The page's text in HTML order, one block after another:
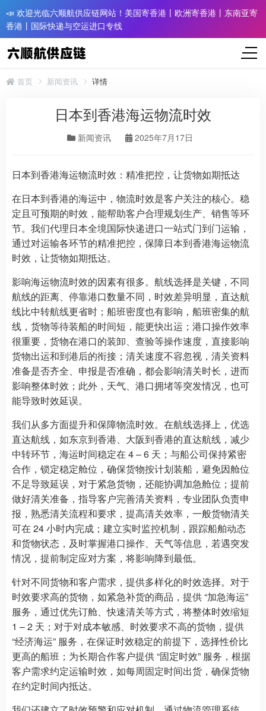
📣 欢迎光临六顺航供应链网站！美国寄香港丨欧洲寄香港丨东南亚寄
香港丨国际快递与空运进口专线
首页 新闻资讯 详情
日本到香港海运物流时效
新闻资讯 2025年7月17日
日本到香港海运物流时效：精准把控，让货物如期抵达
在日本到香港的海运中，物流时效是客户关注的核心。稳
定且可预期的时效，能帮助客户合理规划生产、销售等环
节。我们代理日本全境国际快递进口一站式门到门运输，
通过对运输各环节的精准把控，保障日本到香港海运物流
时效，让货物如期抵达。
影响海运物流时效的因素有很多。航线选择是关键，不同
航线的距离、停靠港口数量不同，时效差异明显，直达航
线比中转航线更省时；船班密度也有影响，船班密集的航
线，货物等待装船的时间短，能更快出运；港口操作效率
很重要，货物在港口的装卸、查验等操作速度，直接影响
货物出运和到港后的衔接；清关速度不容忽视，清关资料
准备是否齐全、申报是否准确，都会影响清关时长，进而
影响整体时效；此外，天气、港口拥堵等突发情况，也可
能导致时效延误。
我们从多方面提升和保障物流时效。在航线选择上，优选
直达航线，如东京到香港、大阪到香港的直达航线，减少
中转环节，海运时间稳定在 4 – 6 天；与船公司保持紧密
合作，锁定稳定舱位，确保货物按计划装船，避免因舱位
不足导致延误，对于紧急货物，还能协调加急舱位；提前
做好清关准备，指导客户完善清关资料，专业团队负责申
报，熟悉清关流程和要求，提高清关效率，一般货物清关
可在 24 小时内完成；建立实时监控机制，跟踪船舶动态
和货物状态，及时掌握港口操作、天气等信息，若遇突发
情况，提前制定应对方案，将影响降到最低。
针对不同货物和客户需求，提供多样化的时效选择。对于
时效要求高的货物，如紧急补货的商品，提供 “加急海运”
服务，通过优先订舱、快速清关等方式，将整体时效缩短
1 – 2 天；对于对成本敏感、时效要求不高的货物，提供
“经济海运” 服务，在保证时效稳定的前提下，选择性价比
更高的船班；为长期合作客户提供 “固定时效” 服务，根据
客户需求约定运输时效，如每周固定时间出货，确保货物
在约定时间内抵达。